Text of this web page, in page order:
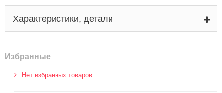
Характеристики, детали
Избранные
Нет избранных товаров